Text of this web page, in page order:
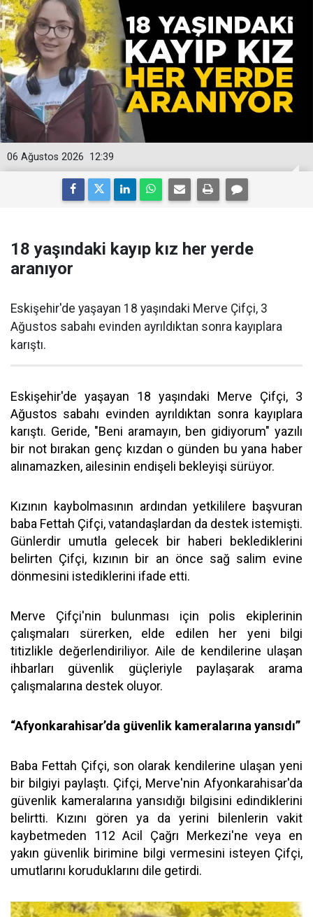
12:39
06 Ağustos 2026
18 yaşındaki kayıp kız her yerde
aranıyor
Eskişehir'de yaşayan 18 yaşındaki Merve Çifçi, 3
Ağustos sabahı evinden ayrıldıktan sonra kayıplara
karıştı.
Eskişehir'de yaşayan 18 yaşındaki Merve Çifçi, 3
Ağustos sabahı evinden ayrıldıktan sonra kayıplara
karıştı. Geride, "Beni aramayın, ben gidiyorum" yazılı
bir not bırakan genç kızdan o günden bu yana haber
alınamazken, ailesinin endişeli bekleyişi sürüyor.
Kızının kaybolmasının ardından yetkililere başvuran
baba Fettah Çifçi, vatandaşlardan da destek istemişti.
Günlerdir umutla gelecek bir haberi beklediklerini
belirten Çifçi, kızının bir an önce sağ salim evine
dönmesini istediklerini ifade etti.
Merve Çifçi'nin bulunması için polis ekiplerinin
çalışmaları sürerken, elde edilen her yeni bilgi
titizlikle değerlendiriliyor. Aile de kendilerine ulaşan
ihbarları güvenlik güçleriyle paylaşarak arama
çalışmalarına destek oluyor.
“Afyonkarahisar’da güvenlik kameralarına yansıdı”
Baba Fettah Çifçi, son olarak kendilerine ulaşan yeni
bir bilgiyi paylaştı. Çifçi, Merve'nin Afyonkarahisar'da
güvenlik kameralarına yansıdığı bilgisini edindiklerini
belirtti. Kızını gören ya da yerini bilenlerin vakit
kaybetmeden 112 Acil Çağrı Merkezi'ne veya en
yakın güvenlik birimine bilgi vermesini isteyen Çifçi,
umutlarını koruduklarını dile getirdi.